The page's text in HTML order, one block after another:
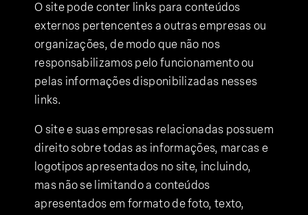
O site pode conter links para conteúdos
externos pertencentes a outras empresas ou
organizações, de modo que não nos
responsabilizamos pelo funcionamento ou
pelas informações disponibilizadas nesses
links.
O site e suas empresas relacionadas possuem
direito sobre todas as informações, marcas e
logotipos apresentados no site, incluindo,
mas não se limitando a conteúdos
apresentados em formato de foto, texto,